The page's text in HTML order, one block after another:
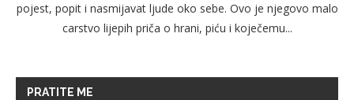
pojest, popit i nasmijavat ljude oko sebe. Ovo je njegovo malo
carstvo lijepih priča o hrani, piću i koječemu...
PRATITE ME